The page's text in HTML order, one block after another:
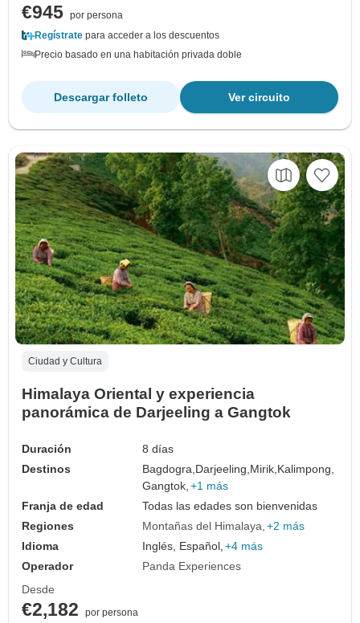
€945 por persona
Regístrate para acceder a los descuentos
Precio basado en una habitación privada doble
Ver circuito
Descargar folleto
Ciudad y Cultura
Himalaya Oriental y experiencia
panorámica de Darjeeling a Gangtok
Duración
8 días
Destinos
Bagdogra,Darjeeling,Mirik,Kalimpong,
Gangtok, +1 más
Franja de edad
Todas las edades son bienvenidas
Regiones
Montañas del Himalaya +2 más
Idioma
Inglés, Español, +4 más
Operador
Panda Experiences
Desde
€2,182
por persona